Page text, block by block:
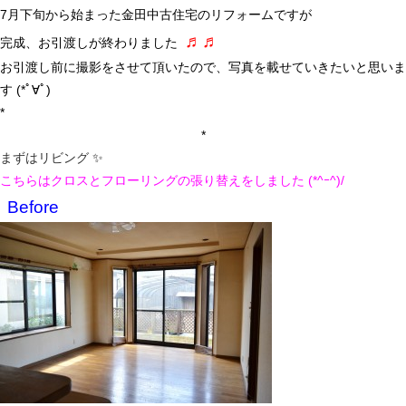
7月下旬から始まった金田中古住宅のリフォームですが
完成、お引渡しが終わりました
♬♬
お引渡し前に撮影をさせて頂いたので、写真を載せていきたいと思いま
す (*ﾟ∀ﾟ)
*
*
まずはリビング ✨
こちらはクロスとフローリングの張り替えをしました (*^ｰ^)/
Before